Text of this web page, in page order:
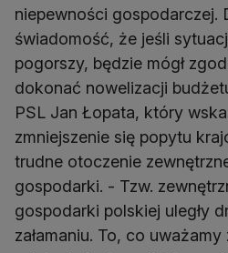
niepewności gospodarczej.
świadomość, że jeśli
pogorszy, będzie mógł
dokonać nowelizacji
PSL Jan Łopata, który
zmniejszenie się popytu
trudne otoczenie
gospodarki. - Tzw.
gospodarki polskiej uległy
załamaniu. To, co